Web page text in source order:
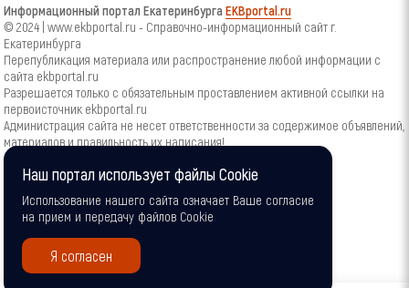
Информационный портал ЕкатеринбургаEKBportal.ru
© 2024 | www.ekbportal.ru - Справочно-информационный сайт г.
Екатеринбурга
Перепубликация материала или распространение любой информации с
сайта ekbportal.ru
Разрешается только с обязательным проставлением активной ссылки на
первоисточник ekbportal.ru
Администрация сайта не несет ответственности за содержимое объявлений,
материалов и правильность их написания!
По интересующим Вас вопросам обращаться:
18+
Наш портал использует файлы Cookie
Использование нашего сайта означает Ваше согласие
на прием и передачу файлов Cookie
Я согласен